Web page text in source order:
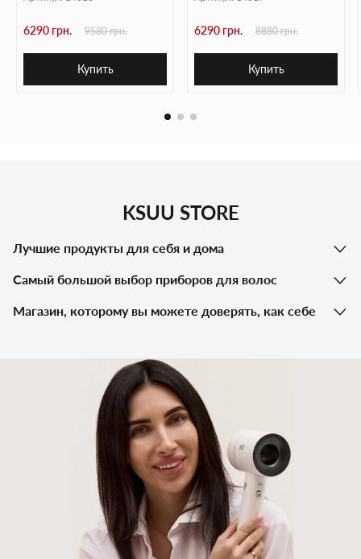
6290 грн. 9580 грн.
Купить
6290 грн. 8880 грн.
Купить
KSUU STORE
Лучшие продукты для себя и дома
Самый большой выбор приборов для волос
Магазин, которому вы можете доверять, как себе